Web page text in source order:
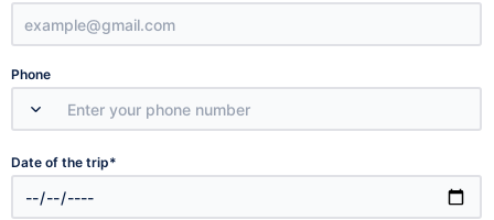
Phone
Date of the trip*